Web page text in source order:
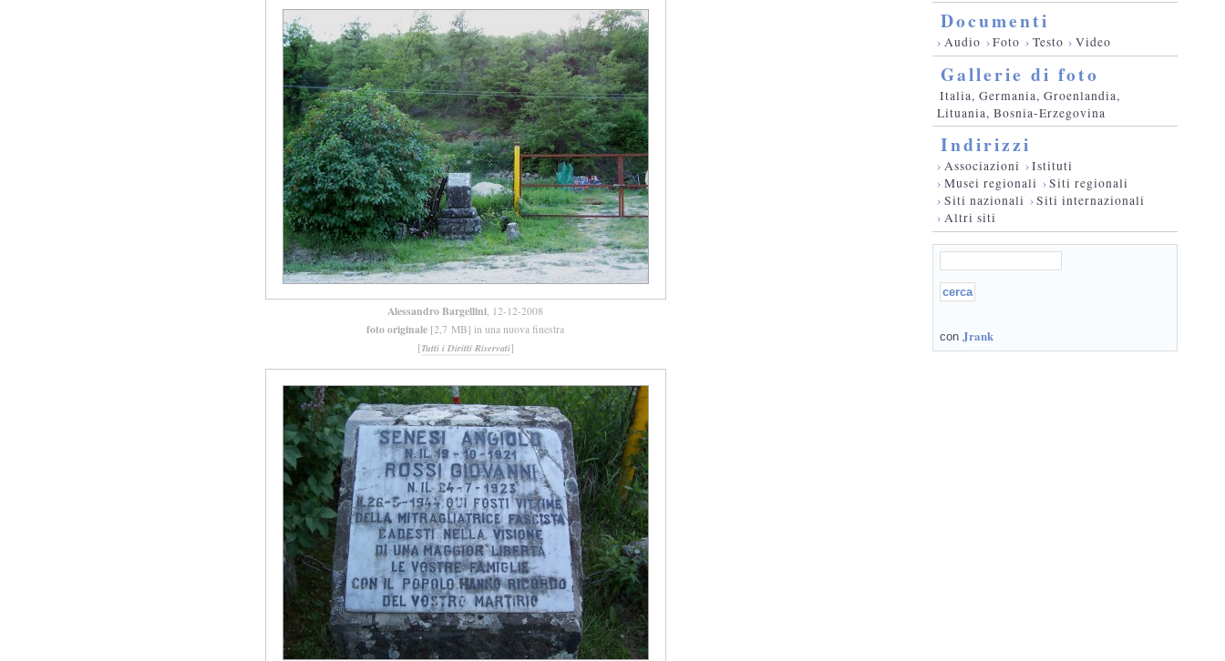
Alessandro Bargellini, 12-12-2008
foto originale [2,7 MB] in una nuova finestra
[Tutti i Diritti Riservati]
Documenti
› Audio ›Foto › Testo › Video
Gallerie di foto
Italia, Germania, Groenlandia,
Lituania, Bosnia-Erzegovina
Indirizzi
› Associazioni ›Istituti
› Musei regionali ›Siti regionali
› Siti nazionali ›Siti internazionali
› Altri siti
con Jrank